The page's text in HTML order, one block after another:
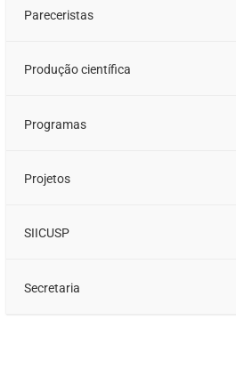
Pareceristas
Produção científica
Programas
Projetos
SIICUSP
Secretaria